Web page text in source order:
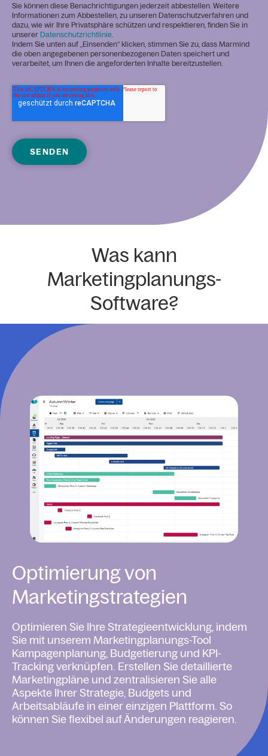
Sie können diese Benachrichtigungen jederzeit abbestellen. Weitere
Informationen zum Abbestellen, zu unseren Datenschutzverfahren und
dazu, wie wir Ihre Privatsphäre schützen und respektieren, finden Sie in
unserer Datenschutzrichtlinie
Indem Sie unten auf „Einsenden“ klicken, stimmen Sie zu, dass Marmind
die oben angegebenen personenbezogenen Daten speichert und
verarbeitet, um Ihnen die angeforderten Inhalte bereitzustellen.
Was kann
Marketingplanungs-
Software?
Optimierung von
Marketingstrategien
Optimieren Sie Ihre Strategieentwicklung, indem
Sie mit unserem Marketingplanungs-Tool
Kampagenplanung, Budgetierung und KPI-
Tracking verknüpfen. Erstellen Sie detaillierte
Marketingpläne und zentralisieren Sie alle
Aspekte Ihrer Strategie, Budgets und
Arbeitsabläufe in einer einzigen Plattform. So
können Sie flexibel auf Änderungen reagieren.